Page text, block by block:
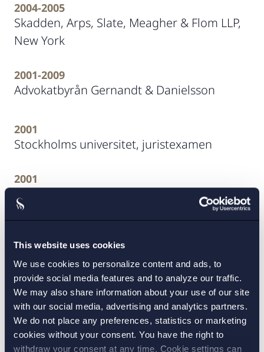
This website uses cookies
We use cookies to personalize content and ads, to
provide social media features and to analyze our traffic.
We may also share information about your use of our site
with our social media, advertising and analytics partners.
We do not place any preferences, statistics or marketing
cookies without your consent. You have the right to
withdraw your consent at any time. Cookie settings can
2004-2005
Skadden, Arps, Slate, Meagher & Flom LLP,
New York
2001-2009
Advokatbyrån Gernandt & Danielsson
2001
Stockholms universitet, juristexamen
2001
Stockholms universitet, Filosofie
kandidatexamen med företagsekonomi
2000
University of London, finansiering
Rekommendationer